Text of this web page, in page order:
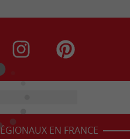
EN FRANCE